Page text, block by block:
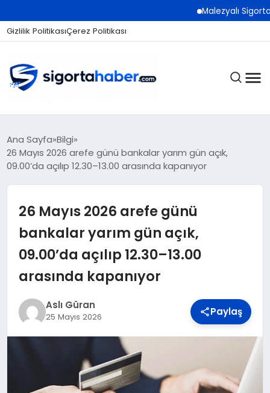
Malezyalı Sigorta
Gizlilik PolitikasıÇerez Politikası
SIGORTA
EKONOMI
DÜNYA
BILIM VE TEKNOLOJI
Ana Sayfa Bilgi
26 Mayıs 2026 arefe günü bankalar yarım gün açık,
09.00’da açılıp 12.30–13.00 arasında kapanıyor
26 Mayıs 2026 arefe günü
bankalar yarım gün açık,
09.00’da açılıp 12.30–13.00
arasında kapanıyor
Aslı Güran
25 Mayıs 2026 Paylaş